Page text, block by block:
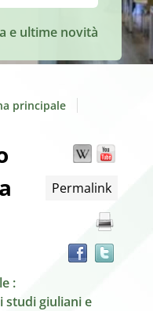
e ultime novità
principale
Wikipedia
Permalink
:
studi giuliani e